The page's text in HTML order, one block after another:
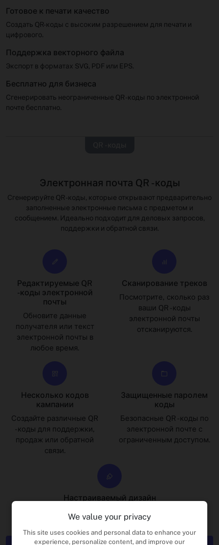
Готовое к печати качество
Создать QR-коды с высоким разрешением для печати и
цифрового.
Поддержка векторного файла
Экспорт в форматах SVG, PDF или EPS.
Бесплатно для бизнеса
Сгенерировать неограниченные QR -коды по электронной
почте бесплатно.
Электронная почта QR -коды
Сгенерируйте QR -коды, которые открывают предварительно
заполненные электронные письма с предметом и
сообщением. Идеально подходит для деловых запросов,
поддержки и обратной связи.
Редактируемые QR
-коды электронной
почты
Обновите данные
получателя или текст
электронной почты в
любое время.
Сканирование треков
Посмотрите, сколько раз
ваши QR -коды
электронной почты
отсканируются.
Несколько кодов
кампании
Создайте различные QR
-коды для поддержки,
продаж или обратной
связи.
Защищенные паролем
коды
Безопасные QR -коды по
электронной почте с
ограниченным доступом.
Настраиваемый дизайн
Отправляйте свой QR -коды по электронной почте с
цветами и логотипами.
Создайте свой QR -код электронной почты сейчас
We value your privacy
This site uses cookies and personal data to enhance your
experience, personalize content, and improve our